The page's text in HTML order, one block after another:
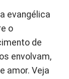
evangélica
o
de
envolvam,
amor. Veja